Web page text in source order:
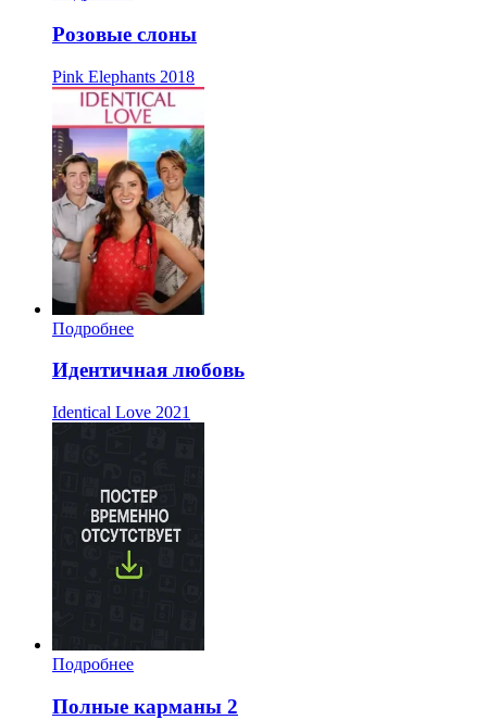
Розовые слоны
Pink Elephants 2018
Подробнее
Идентичная любовь
Identical Love 2021
Подробнее
Полные карманы 2